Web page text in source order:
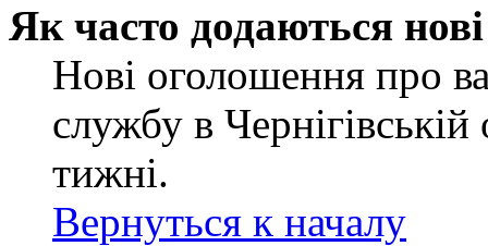
Як часто додаються
Нові оголошення про
службу в
тижні.
Вернуться к началу